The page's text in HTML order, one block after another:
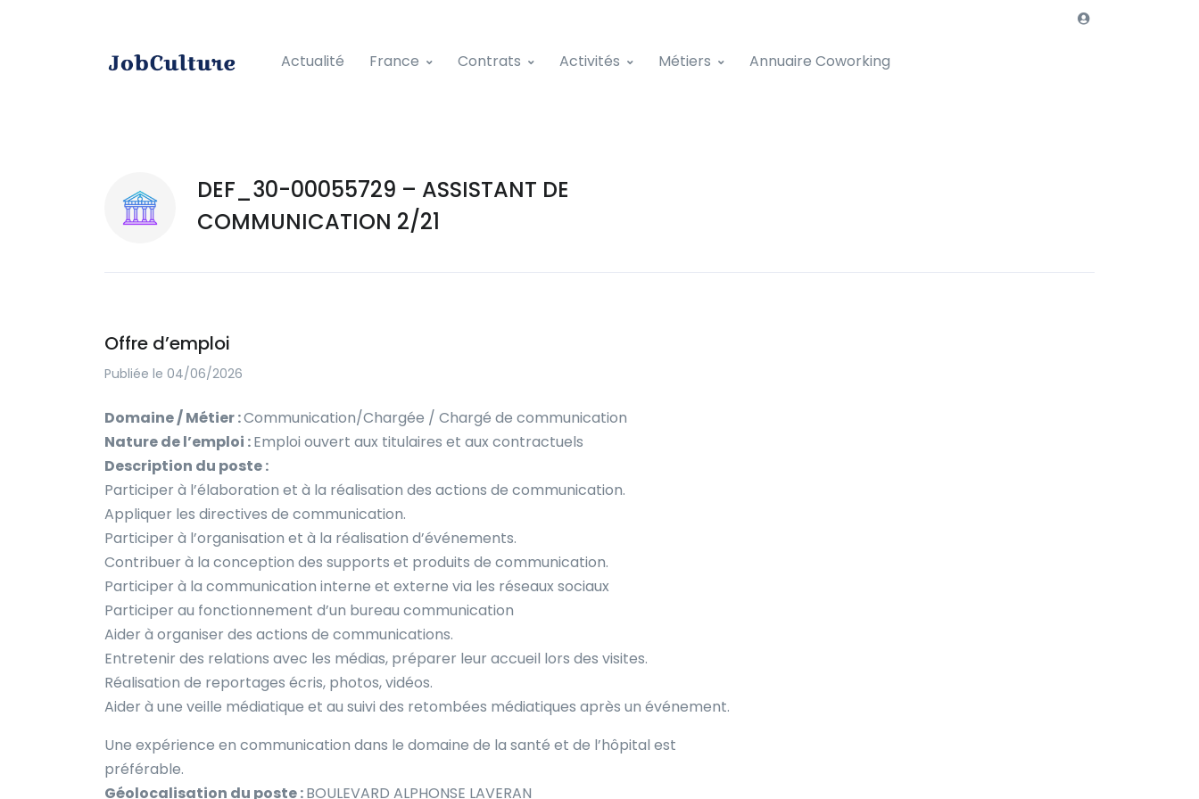
Actualité France Contrats Activités Métiers Annuaire Coworking
DEF_30-00055729 – ASSISTANT DE
COMMUNICATION 2/21
Offre d’emploi
Publiée le 04/06/2026
Domaine / Métier :Communication/Chargée / Chargé de communication
Nature de l’emploi :Emploi ouvert aux titulaires et aux contractuels
Description du poste :
Participer à l’élaboration et à la réalisation des actions de communication.
Appliquer les directives de communication.
Participer à l’organisation et à la réalisation d’événements.
Contribuer à la conception des supports et produits de communication.
Participer à la communication interne et externe via les réseaux sociaux
Participer au fonctionnement d’un bureau communication
Aider à organiser des actions de communications.
Entretenir des relations avec les médias, préparer leur accueil lors des visites.
Réalisation de reportages écris, photos, vidéos.
Aider à une veille médiatique et au suivi des retombées médiatiques après un événement.
Une expérience en communication dans le domaine de la santé et de l’hôpital est
préférable.
Géolocalisation du poste :BOULEVARD ALPHONSE LAVERAN